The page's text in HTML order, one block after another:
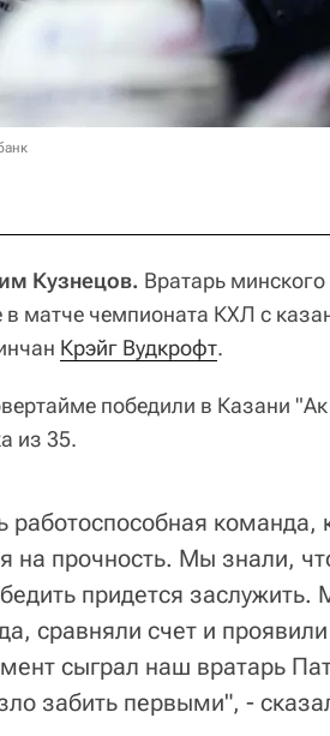
Кузнецов. Вратарь
матче чемпионата КХЛ с
Крэйг Вудкрофт.
победили в Казани
из 35.
работоспособная команда,
на прочность. Мы знали,
придется заслужить.
сравняли счет и проявили
сыграл наш вратарь
забить первыми", -